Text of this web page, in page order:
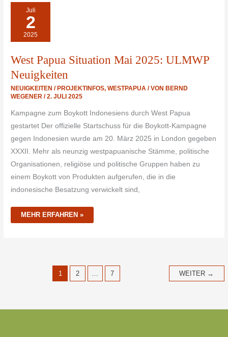
Juli
2
2025
West Papua Situation Mai 2025: ULMWP
Neuigkeiten
NEUIGKEITEN / PROJEKTINFOS,WESTPAPUA / VON BERND
WEGENER/2. JULI 2025
Kampagne zum Boykott Indonesiens durch West Papua
gestartet Der offizielle Startschuss für die Boykott-Kampagne
gegen Indonesien wurde am 20. März 2025 in London gegeben
XXXII. Mehr als neunzig westpapuanische Stämme, politische
Organisationen, religiöse und politische Gruppen haben zu
einem Boykott von Produkten aufgerufen, die in die
indonesische Besatzung verwickelt sind,
WEST
PAPUA
SITUATION
MAI
2025:
ULMWP
NEUIGKEITEN
MEHR ERFAHREN »
1 2 … 7 WEITER →